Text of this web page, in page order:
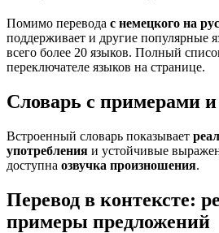
Помимо перевода с немецкого на
поддерживает и другие популярные
всего более 20 языков. Полный
переключателе языков на странице.
Словарь с примерами и
Встроенный словарь показывает
употребления и устойчивые
доступна озвучка произношения.
Перевод в контексте:
примеры предложений